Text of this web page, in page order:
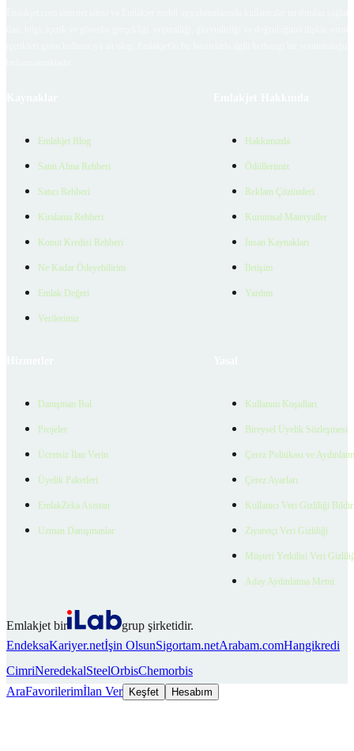
Emlakjet Blog
Satın Alma Rehberi
Satıcı Rehberi
Kiralama Rehberi
Konut Kredisi Rehberi
Ne Kadar Ödeyebilirim
Emlak Değeri
Verilerimiz
Hakkımızda
Ödüllerimiz
Reklam Çözümleri
Kurumsal Materyaller
İnsan Kaynakları
İletişim
Yardım
Danışman Bul
Projeler
Ücretsiz İlan Verin
Üyelik Paketleri
EmlakZeka Asistan
Uzman Danışmanlar
Kullanım Koşulları
Bireysel Üyelik Sözleşmesi
Çerez Politikası ve
Çerez Ayarları
Kullanıcı Veri Gizliliği
Ziyaretçi Veri Gizliliği
Müşteri Yetkilisi Veri
Aday Aydınlatma Metni
Emlakjet bir
grup şirketidir.
EndeksaKariyer.netİşin OlsunSigortam.netArabam.comHangikredi
CimriNeredekalSteelOrbisChemorbis
AraFavorilerimİlan Ver Keşfet Hesabım